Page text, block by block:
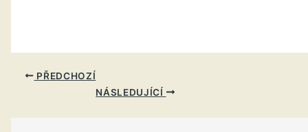
PŘEDCHOZÍ
NÁSLEDUJÍCÍ